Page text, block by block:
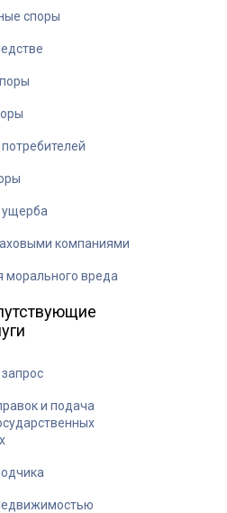
споры
компаниями
морального вреда
и подача